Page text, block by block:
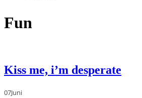
Fun
Kiss me, i’m desperate
07Juni